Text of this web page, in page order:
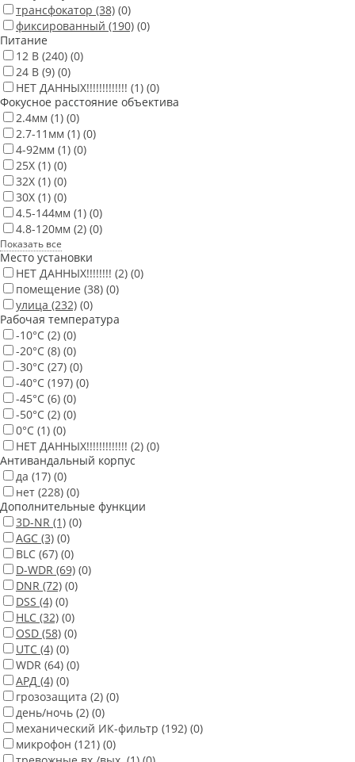
трансфокатор (38) (0)
фиксированный (190) (0)
Питание
12 В (240) (0)
24 В (9) (0)
НЕТ ДАННЫХ!!!!!!!!!!!!! (1) (0)
Фокусное расстояние объектива
2.4мм (1) (0)
2.7-11мм (1) (0)
4-92мм (1) (0)
25X (1) (0)
32X (1) (0)
30X (1) (0)
4.5-144мм (1) (0)
4.8-120мм (2) (0)
Показать все
Место установки
НЕТ ДАННЫХ!!!!!!!! (2) (0)
помещение (38) (0)
улица (232) (0)
Рабочая температура
-10°С (2) (0)
-20°С (8) (0)
-30°С (27) (0)
-40°С (197) (0)
-45°С (6) (0)
-50°С (2) (0)
0°С (1) (0)
НЕТ ДАННЫХ!!!!!!!!!!!!! (2) (0)
Антивандальный корпус
да (17) (0)
нет (228) (0)
Дополнительные функции
3D-NR (1) (0)
AGC (3) (0)
BLC (67) (0)
D-WDR (69) (0)
DNR (72) (0)
DSS (4) (0)
HLC (32) (0)
OSD (58) (0)
UTC (4) (0)
WDR (64) (0)
АРД (4) (0)
грозозащита (2) (0)
день/ночь (2) (0)
механический ИК-фильтр (192) (0)
микрофон (121) (0)